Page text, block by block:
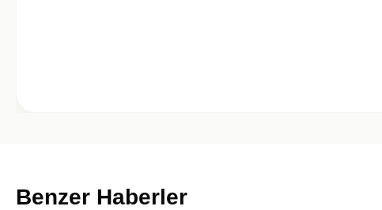
Benzer Haberler